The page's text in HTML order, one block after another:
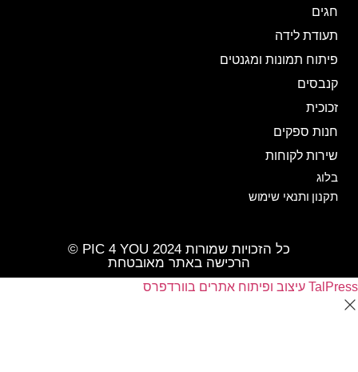
חגים
תעודת לידה
פיתוח תמונות ומגנטים
קנבסים
זכוכית
חנות ספקים
שירות לקוחות
בלוג
תקנון ותנאי שימוש
כל הזכויות שמורות PIC 4 YOU 2024 ©️
הרכישה באתר מאובטחת
TalPress עיצוב ופיתוח אתרים בוורדפרס